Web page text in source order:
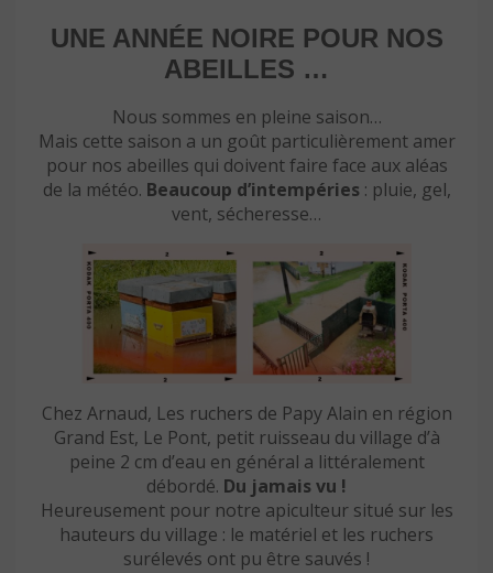
UNE ANNÉE NOIRE POUR NOS
ABEILLES …
Nous sommes en pleine saison…
Mais cette saison a un goût particulièrement amer
pour nos abeilles qui doivent faire face aux aléas
de la météo. Beaucoup d’intempéries: pluie, gel,
vent, sécheresse…
Chez Arnaud, Les ruchers de Papy Alain en région
Grand Est, Le Pont, petit ruisseau du village d’à
peine 2 cm d’eau en général a littéralement
débordé. Du jamais vu !
Heureusement pour notre apiculteur situé sur les
hauteurs du village : le matériel et les ruchers
surélevés ont pu être sauvés !